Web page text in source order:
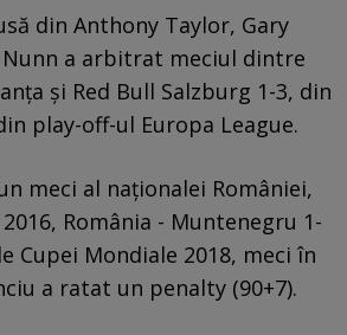
din Anthony Taylor, Gary
Nunn a arbitrat meciul dintre
și Red Bull Salzburg 1-3, din
play-off-ul Europa League.
meci al naționalei României,
România - Muntenegru 1-
Cupei Mondiale 2018, meci în
a ratat un penalty (90+7).